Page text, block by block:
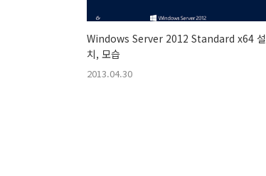
Windows Server 2012 Standard x64 설
치, 모습
2013.04.30